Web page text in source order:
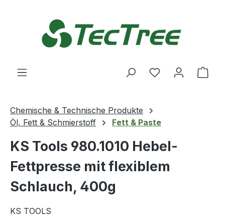
Du hast 0
Chemische & Technische Produkte
Öl, Fett & Schmierstoff
Fett & Paste
KS Tools 980.1010 Hebel-
Fettpresse mit flexiblem
Schlauch, 400g
KS TOOLS